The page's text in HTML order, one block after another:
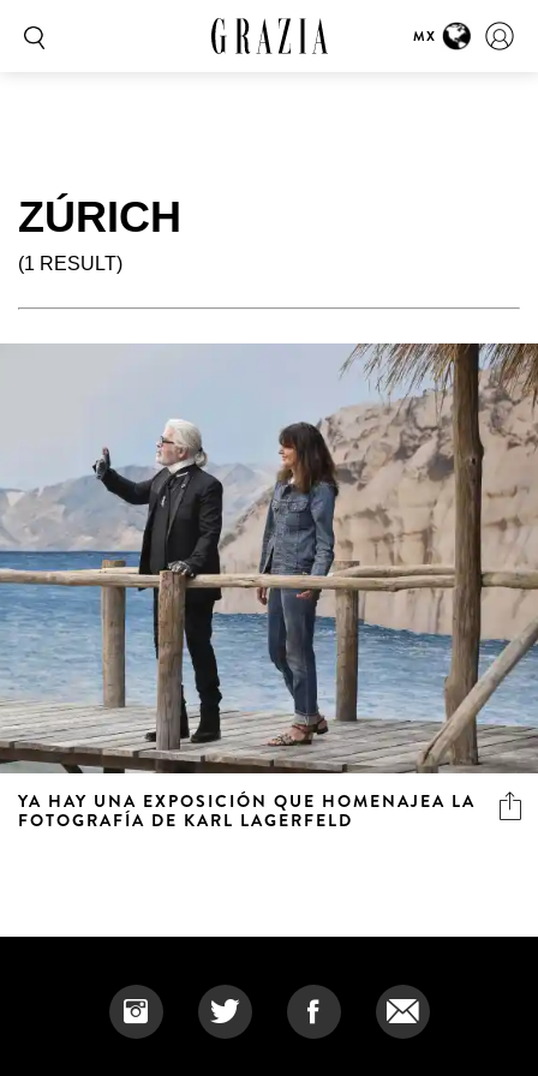
MX
ZÚRICH
(1 RESULT)
YA HAY UNA EXPOSICIÓN QUE HOMENAJEA LA
FOTOGRAFÍA DE KARL LAGERFELD